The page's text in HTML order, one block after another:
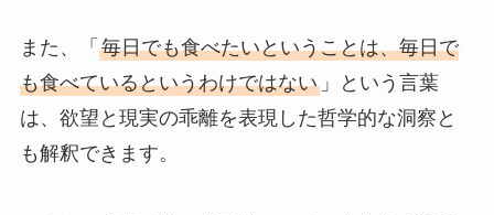
また、「 毎日でも食べたいということは、毎日で
も食べているというわけではない」という言葉
は、欲望と現実の乖離を表現した哲学的な洞察と
も解釈できます。